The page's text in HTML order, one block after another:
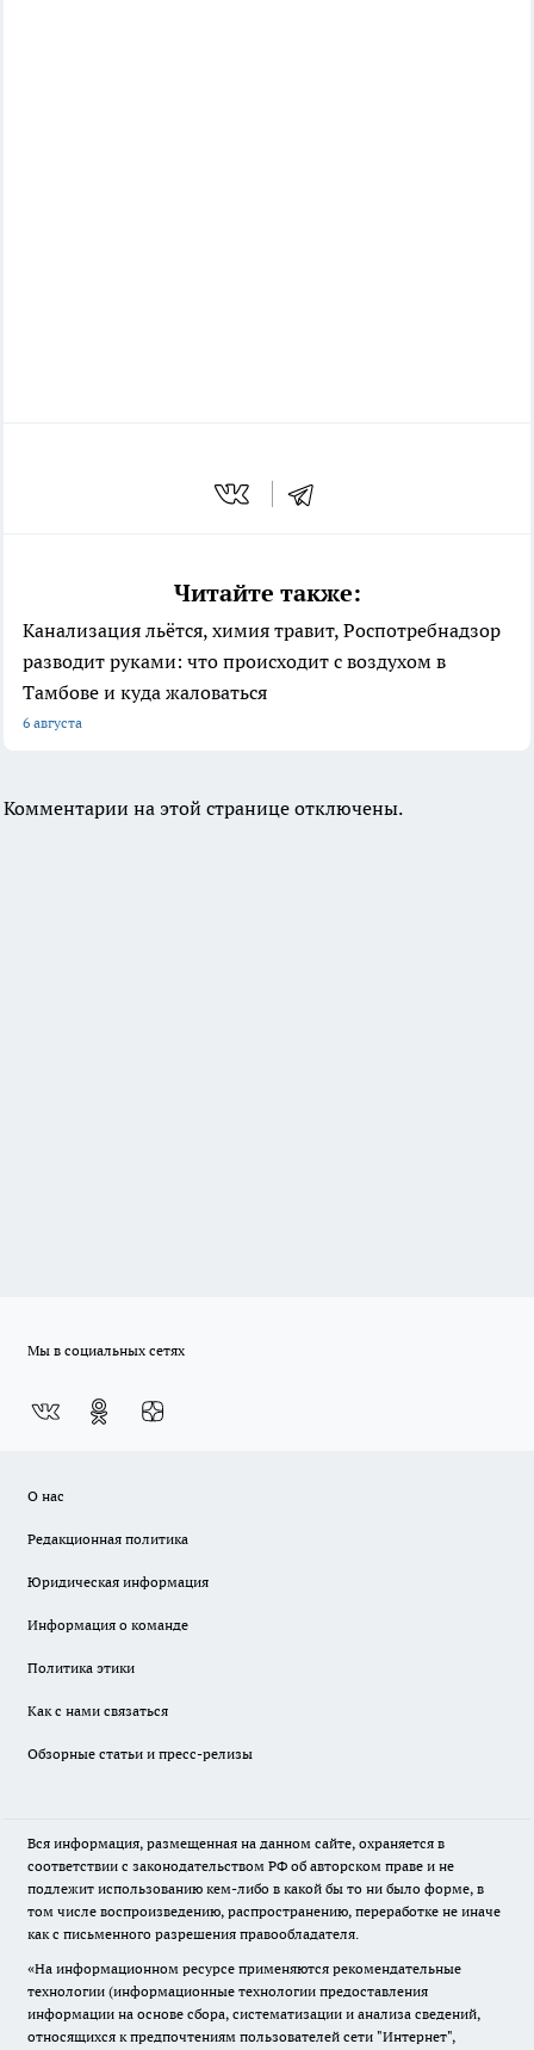
Читайте также:
Канализация льётся, химия травит, Роспотребнадзор
разводит руками: что происходит с воздухом в
Тамбове и куда жаловаться
6 августа
Комментарии на этой странице отключены.
Мы в социальных сетях
О нас
Редакционная политика
Юридическая информация
Информация о команде
Политика этики
Как с нами связаться
Обзорные статьи и пресс-релизы
Вся информация, размещенная на данном сайте, охраняется в
соответствии с законодательством РФ об авторском праве и не
подлежит использованию кем-либо в какой бы то ни было форме, в
том числе воспроизведению, распространению, переработке не иначе
как с письменного разрешения правообладателя.
«На информационном ресурсе применяются рекомендательные
технологии (информационные технологии предоставления
информации на основе сбора, систематизации и анализа сведений,
относящихся к предпочтениям пользователей сети "Интернет",